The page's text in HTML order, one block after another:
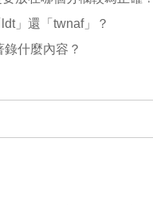
」還「twnaf」？
什麼內容？